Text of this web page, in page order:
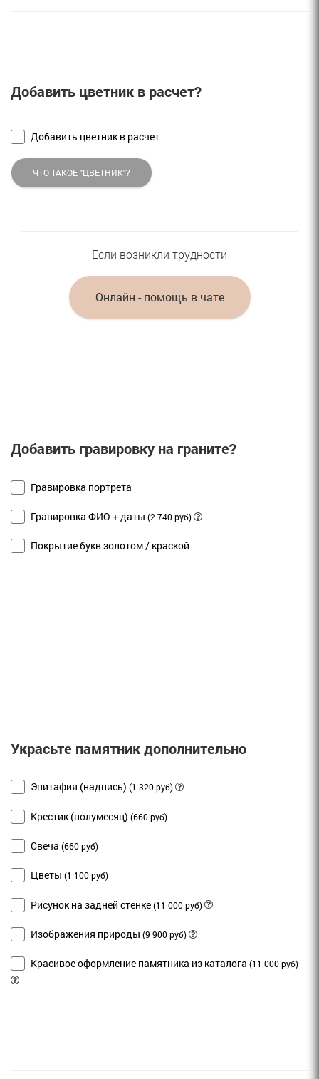
Добавить цветник в расчет?
Добавить цветник в расчет
ЧТО ТАКОЕ "ЦВЕТНИК"?
Если возникли трудности
Онлайн - помощь в чате
Добавить гравировку на граните?
Гравировка портрета
Гравировка ФИО + даты (2 740 руб)
Покрытие букв золотом / краской
Украсьте памятник дополнительно
Эпитафия (надпись) (1 320 руб)
Крестик (полумесяц) (660 руб)
Свеча (660 руб)
Цветы (1 100 руб)
Рисунок на задней стенке (11 000 руб)
Изображения природы (9 900 руб)
Красивое оформление памятника из каталога (11 000 руб)